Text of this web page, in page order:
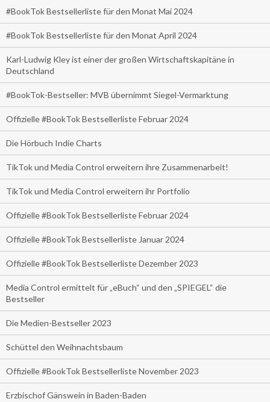
#BookTok Bestsellerliste für den Monat Mai 2024
#BookTok Bestsellerliste für den Monat April 2024
Karl-Ludwig Kley ist einer der großen Wirtschaftskapitäne in
Deutschland
#BookTok-Bestseller: MVB übernimmt Siegel-Vermarktung
Offizielle #BookTok Bestsellerliste Februar 2024
Die Hörbuch Indie Charts
TikTok und Media Control erweitern ihre Zusammenarbeit!
TikTok und Media Control erweitern ihr Portfolio
Offizielle #BookTok Bestsellerliste Februar 2024
Offizielle #BookTok Bestsellerliste Januar 2024
Offizielle #BookTok Bestsellerliste Dezember 2023
Media Control ermittelt für „eBuch“ und den „SPIEGEL“ die
Bestseller
Die Medien-Bestseller 2023
Schüttel den Weihnachtsbaum
Offizielle #BookTok Bestsellerliste November 2023
Erzbischof Gänswein in Baden-Baden